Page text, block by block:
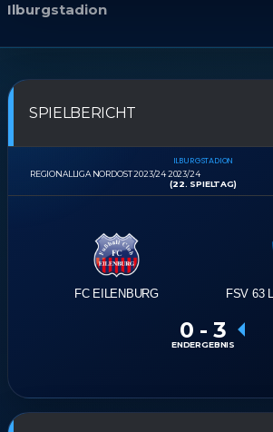
Ilburgstadion
SPIELBERICHT
REGIONALLIGA NORDOST 2023/24 2023/24
ILBURGSTADION
(22. SPIELTAG)
FC EILENBURG FSV 63
0 - 3
ENDERGEBNIS